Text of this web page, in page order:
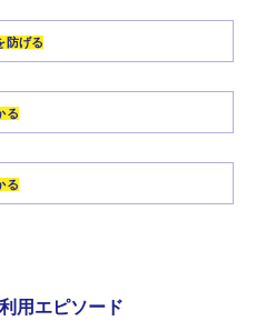
防げる
る
る
用エピソード